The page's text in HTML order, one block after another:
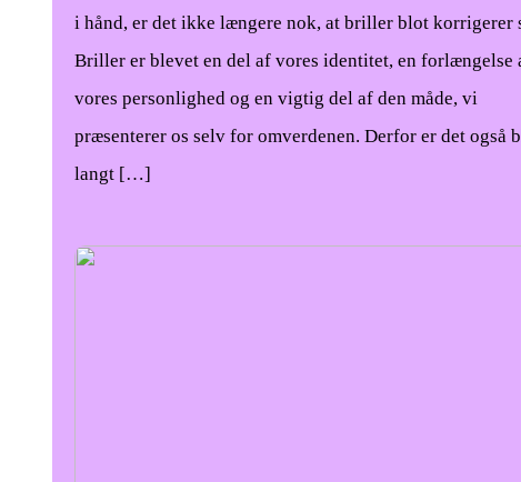
i hånd, er det ikke længere nok, at briller blot korrigerer
Briller er blevet en del af vores identitet, en forlængelse
vores personlighed og en vigtig del af den måde, vi
præsenterer os selv for omverdenen. Derfor er det også
langt […]